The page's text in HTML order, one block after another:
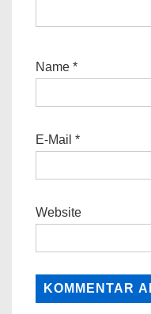
Name *
E-Mail *
Website